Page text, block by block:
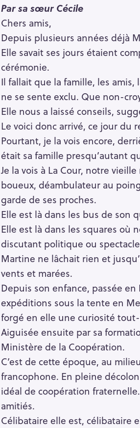
Par sa sœur Cécile
Chers amis,
Depuis plusieurs années déjà
Elle savait ses jours étaient
cérémonie.
Il fallait que la famille, les
ne se sente exclu. Que non-
Elle nous a laissé conseils,
Le voici donc arrivé, ce jour du
Pourtant, je la vois encore,
était sa famille presqu’autant
Je la vois à La Cour, notre
boueux, déambulateur au
garde de ses proches.
Elle est là dans les bus de son
Elle est là dans les squares où
discutant politique ou
Martine ne lâchait rien et
vents et marées.
Depuis son enfance, passée
expéditions sous la tente en
forgé en elle une curiosité
Aiguisée ensuite par sa
Ministère de la Coopération.
C’est de cette époque, au
francophone. En pleine
idéal de coopération
amitiés.
Célibataire elle est, célibataire